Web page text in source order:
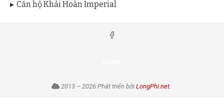
Căn hộ Khải Hoàn Imperial
2013 – 2026 Phát triển bởi LongPhi.net.